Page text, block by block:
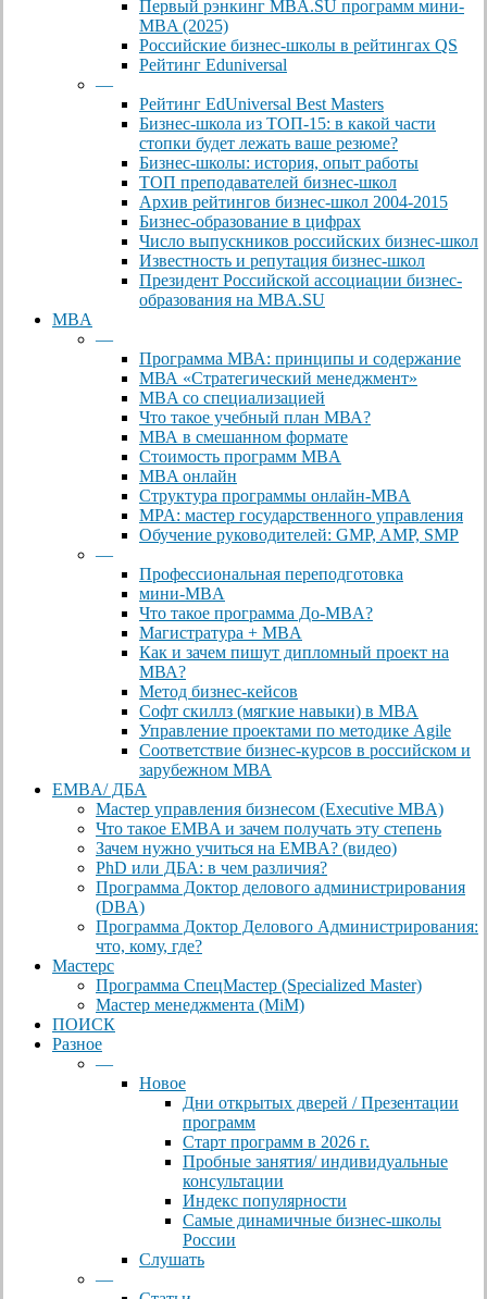
Первый рэнкинг MBA.SU программ мини-
MBA (2025)
Российские бизнес-школы в рейтингах QS
Рейтинг Eduniversal
—
Рейтинг EdUniversal Best Masters
Бизнес-школа из ТОП-15: в какой части
стопки будет лежать ваше резюме?
Бизнес-школы: история, опыт работы
ТОП преподавателей бизнес-школ
Архив рейтингов бизнес-школ 2004-2015
Бизнес-образование в цифрах
Число выпускников российских бизнес-школ
Известность и репутация бизнес-школ
Президент Российской ассоциации бизнес-
образования на MBA.SU
MBA
—
Программа МВА: принципы и содержание
МВА «Cтратегический менеджмент»
MBA со специализацией
Что такое учебный план МВА?
МВА в смешанном формате
Стоимость программ MBA
MBA онлайн
Cтруктура программы онлайн-MBA
MPA: мастер государственного управления
Обучение руководителей: GMP, AMP, SMP
—
Профессиональная переподготовка
мини-MBA
Что такое программа До-MBA?
Магистратура + MBA
Как и зачем пишут дипломный проект на
МВА?
Метод бизнес-кейсов
Софт скиллз (мягкие навыки) в MBA
Управление проектами по методике Agile
Соответствие бизнес-курсов в российском и
зарубежном МВА
EMBA/ ДБA
Мастер управления бизнесом (Executive MBA)
Что такое EMBA и зачем получать эту степень
Зачем нужно учиться на EMBA? (видео)
PhD или ДБА: в чем различия?
Программа Доктор делового администрирования
(DBА)
Программа Доктор Делового Администрирования:
что, кому, где?
Мастерс
Программа СпецМастер (Specialized Master)
Мастер менеджмента (MiM)
ПОИСК
Разное
—
Новое
Дни открытых дверей / Презентации
программ
Старт программ в 2026 г.
Пробные занятия/ индивидуальные
консультации
Индекс популярности
Самые динамичные бизнес-школы
России
Слушать
—